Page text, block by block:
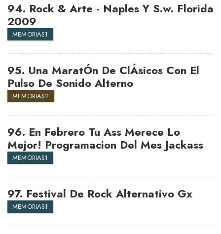
94. Rock & Arte - Naples Y S.w. Florida
2009
MEMORIAS1
95. Una MaratÓn De ClÁsicos Con El
Pulso De Sonido Alterno
MEMORIAS2
96. En Febrero Tu Ass Merece Lo
Mejor! Programacion Del Mes Jackass
MEMORIAS1
97. Festival De Rock Alternativo Gx
MEMORIAS1